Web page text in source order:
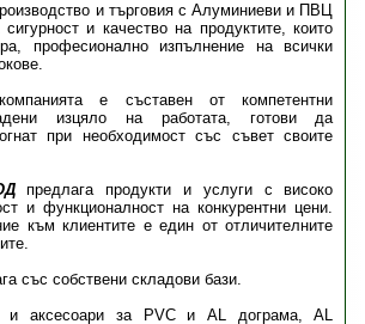
и търговия с Алуминиеви и ПВЦ
и качество на продуктите, които
професионално изпълнение на всички
е съставен от компетентни
изцяло на работата, готови да
при необходимост със съвет своите
предлага продукти и услуги с високо
и функционалност на конкурентни цени.
към клиентите е един от отличителните
със собствени складови бази.
и аксесоари за PVC и AL дограма, AL